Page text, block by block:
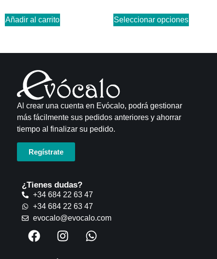
Añadir al carrito Seleccionar opciones
Al crear una cuenta en Evócalo, podrá gestionar
más fácilmente sus pedidos anteriores y ahorrar
tiempo al finalizar su pedido.
Regístrate
¿Tienes dudas?
+34 684 22 63 47
+34 684 22 63 47
evocalo@evocalo.com